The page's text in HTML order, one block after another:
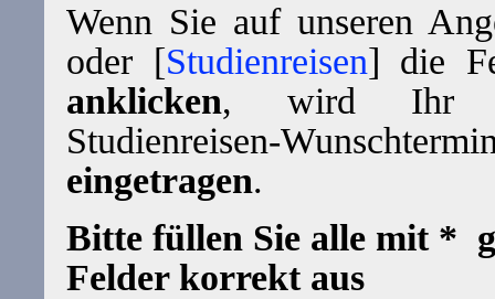
Wenn Sie auf unseren
oder [Studienreisen] die
anklicken, wird Ihr
Studienreisen-
eingetragen.
Bitte füllen Sie alle mit *
Felder korrekt aus